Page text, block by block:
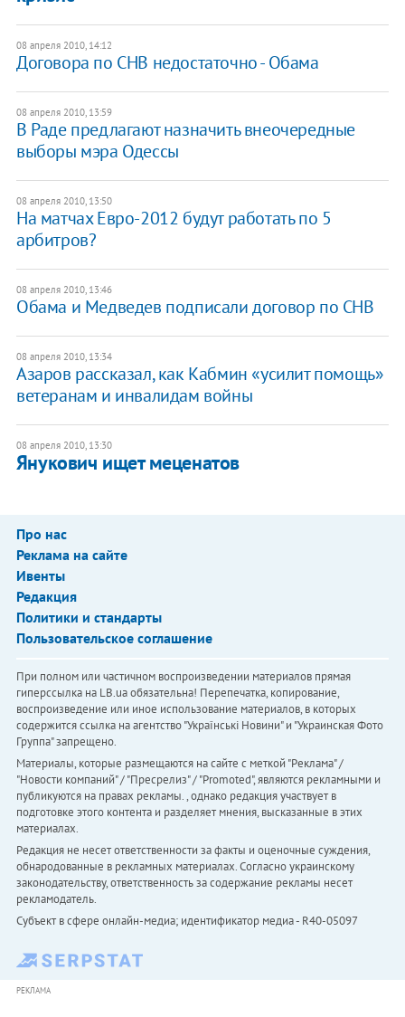
08 апреля 2010, 14:12
Договора по СНВ недостаточно - Обама
08 апреля 2010, 13:59
В Раде предлагают назначить внеочередные
выборы мэра Одессы
08 апреля 2010, 13:50
На матчах Евро-2012 будут работать по 5
арбитров?
08 апреля 2010, 13:46
Обама и Медведев подписали договор по СНВ
08 апреля 2010, 13:34
Азаров рассказал, как Кабмин «усилит помощь»
ветеранам и инвалидам войны
08 апреля 2010, 13:30
Янукович ищет меценатов
Про нас
Реклама на сайте
Ивенты
Редакция
Политики и стандарты
Пользовательское соглашение
При полном или частичном воспроизведении материалов прямая
гиперссылка на LB.ua обязательна! Перепечатка, копирование,
воспроизведение или иное использование материалов, в которых
содержится ссылка на агентство "Українськi Новини" и "Украинская Фото
Группа" запрещено.
Материалы, которые размещаются на сайте с меткой "Реклама" /
"Новости компаний" / "Пресрелиз" / "Promoted", являются рекламными и
публикуются на правах рекламы. , однако редакция участвует в
подготовке этого контента и разделяет мнения, высказанные в этих
материалах.
Редакция не несет ответственности за факты и оценочные суждения,
обнародованные в рекламных материалах. Согласно украинскому
законодательству, ответственность за содержание рекламы несет
рекламодатель.
Субъект в сфере онлайн-медиа; идентификатор медиа - R40-05097
РЕКЛАМА